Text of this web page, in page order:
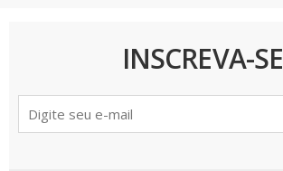
INSCREVA-SE